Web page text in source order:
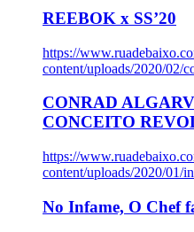
REEBOK x SS’20
https://
content/uploads/2020/02/
CONRAD
CONCEITO
https://
content/uploads/2020/01/
No Infame, O Chef